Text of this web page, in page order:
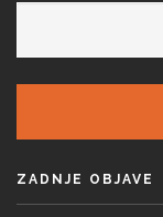
ZADNJE OBJAVE